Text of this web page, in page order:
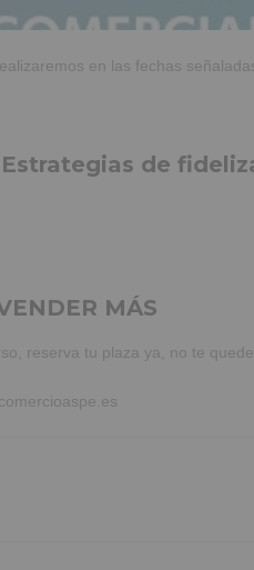
en las fechas
Estrategias de
MÁS
reserva tu plaza ya, no te